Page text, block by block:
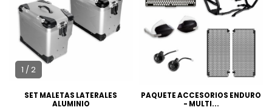
1 / 2
SET MALETAS LATERALES
ALUMINIO
PAQUETE ACCESORIOS ENDURO
- MULTI...